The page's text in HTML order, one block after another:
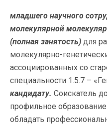
младшего научного
молекулярной
(полная занятость) для
молекулярно-
ассоциированных со
специальности 1.5.7 –
кандидату. Соискатель
профильное
обладать